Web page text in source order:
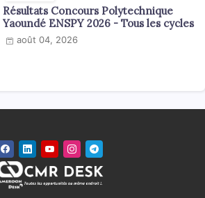
Résultats Concours Polytechnique
Yaoundé ENSPY 2026 - Tous les cycles
août 04, 2026